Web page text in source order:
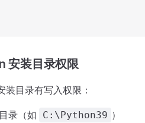
安装目录权限
目录有写入权限：
录（如 C:\Python39 ）